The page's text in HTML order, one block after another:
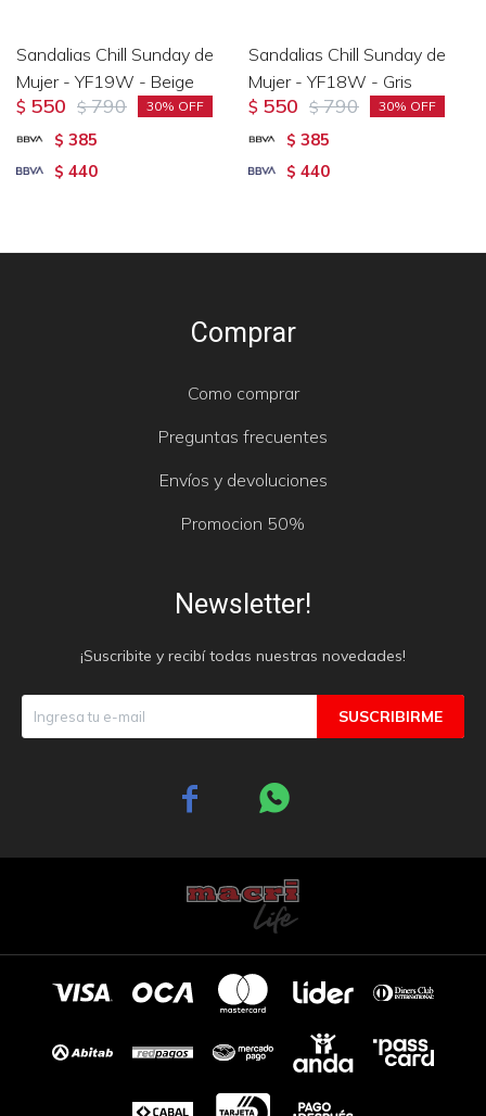
Sandalias Chill Sunday de
Mujer - YF19W - Beige
$ 550 $ 790 30
$ 385
$ 440
Sandalias Chill Sunday de
Mujer - YF18W - Gris
$ 550 $ 790 30
$ 385
$ 440
Comprar
Como comprar
Preguntas frecuentes
Envíos y devoluciones
Promocion 50%
Newsletter!
¡Suscribite y recibí todas nuestras novedades!
SUSCRIBIRME
 